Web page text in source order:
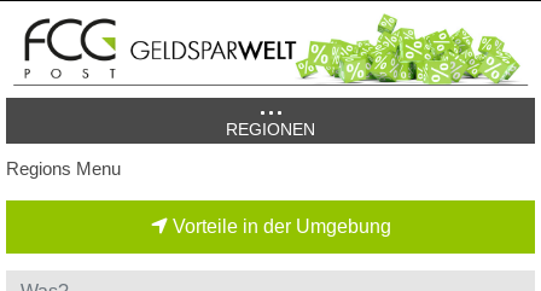
REGIONEN
Regions Menu
Vorteile in der Umgebung